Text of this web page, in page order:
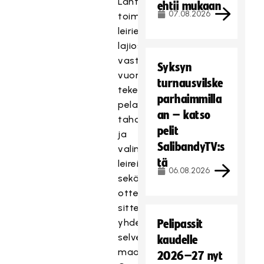
toimivat
leirien
lajiosien
vastuussa
vuorotellen,
tekevät
pelaajatarkkailua
tahoillaan
ja
valinnat
leireille
sekä
ottelutapahtumiin
sitten
yhdessä,
selventää
maajoukkueiden
ehtii mukaan
07.08.2026
Syksyn
turnausvilske
parhaimmilla
an – katso
pelit
SalibandyTV:s
tä
06.08.2026
Pelipassit
kaudelle
2026–27 nyt